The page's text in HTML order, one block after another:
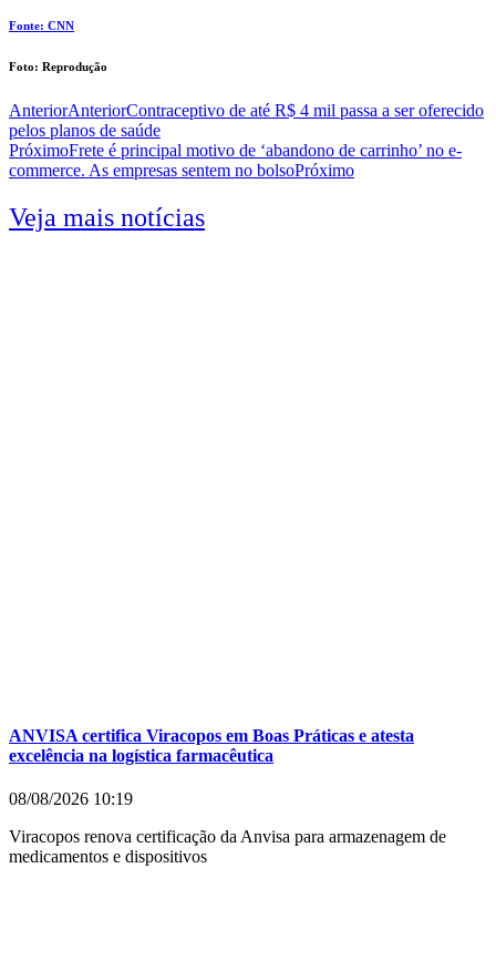
Fonte: CNN
Foto: Reprodução
AnteriorAnteriorContraceptivo de até R$ 4 mil passa a ser oferecido
pelos planos de saúde
PróximoFrete é principal motivo de ‘abandono de carrinho’ no e-
commerce. As empresas sentem no bolsoPróximo
Veja mais notícias
ANVISA certifica Viracopos em Boas Práticas e atesta
excelência na logística farmacêutica
08/08/2026 10:19
Viracopos renova certificação da Anvisa para armazenagem de
medicamentos e dispositivos